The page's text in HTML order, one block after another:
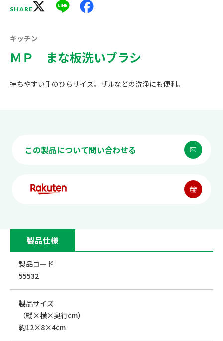
SHARE Line
キッチン
ＭＰ まな板洗いブラシ
持ちやすい手のひらサイズ。ザルなどの洗浄にも便利。
製品仕様
製品コード
55532
製品サイズ
（縦×横×奥行cm）
約12×8×4cm
この製品について問い合わせる